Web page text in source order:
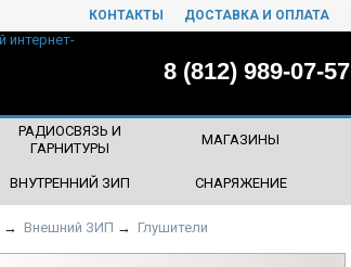
КОНТАКТЫ ДОСТАВКА И ОПЛАТА
8 (812) 989-07-57
РАДИОСВЯЗЬ И
ГАРНИТУРЫ
МАГАЗИНЫ
ВНУТРЕННИЙ ЗИП СНАРЯЖЕНИЕ
→ Внешний ЗИП → Глушители